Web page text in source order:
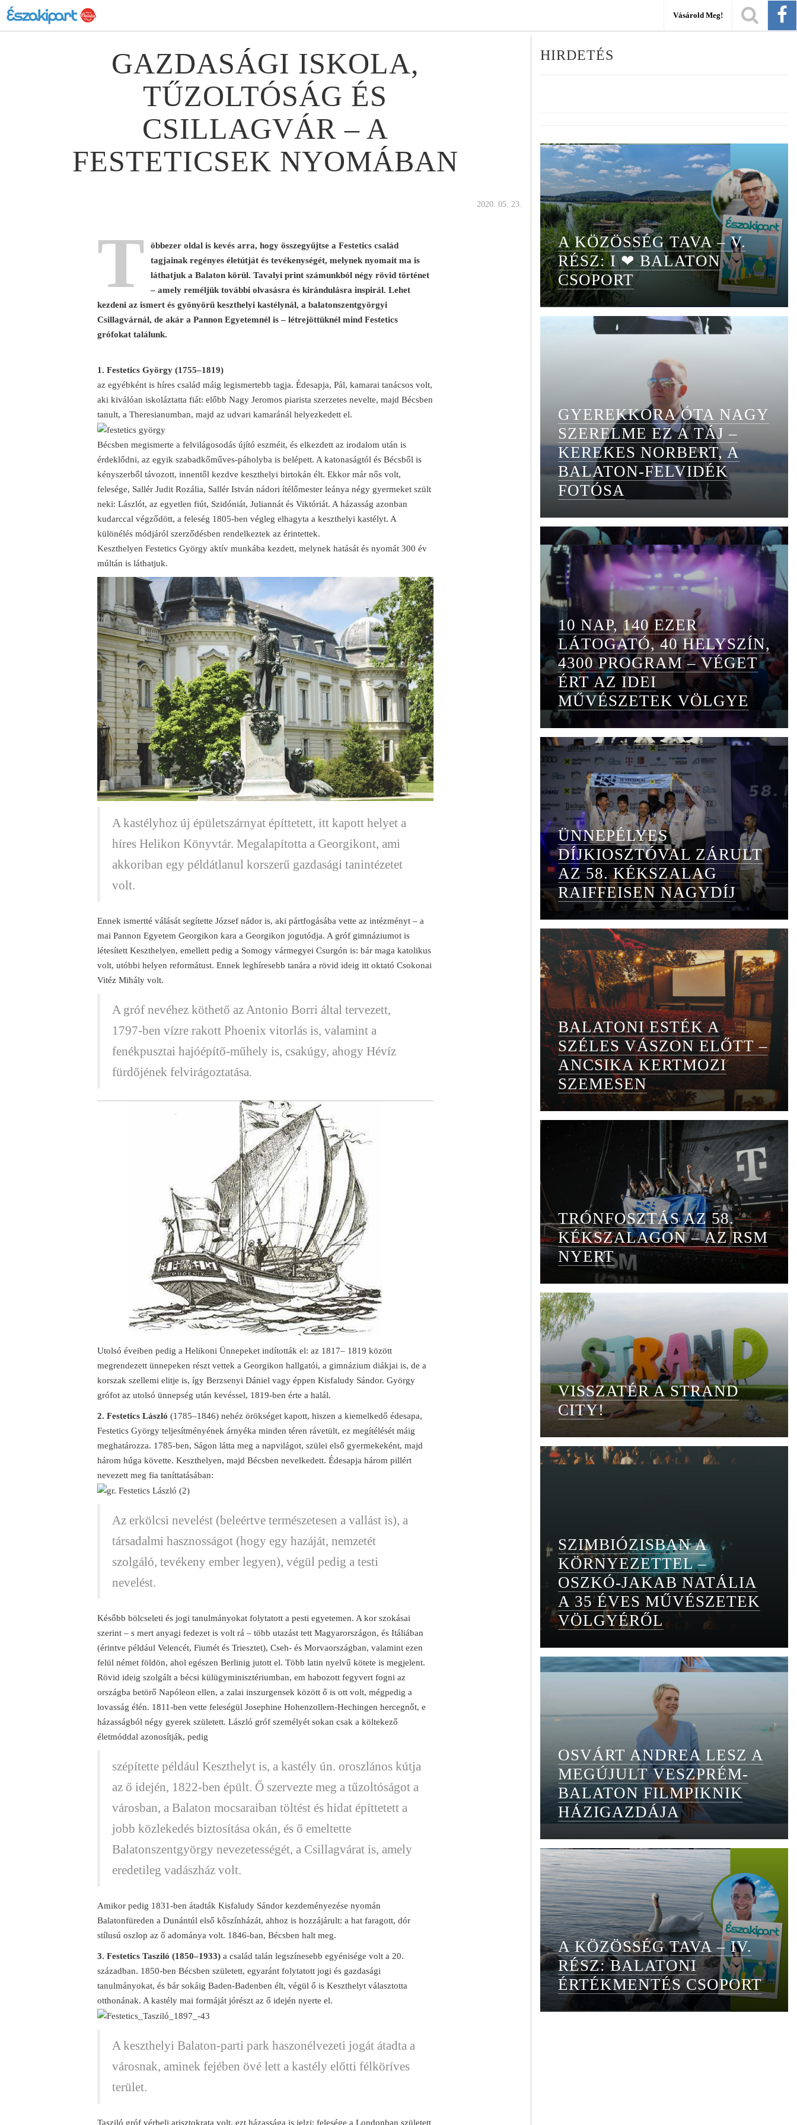
Vásárold Meg!
GAZDASÁGI ISKOLA,
TŰZOLTÓSÁG ÉS
CSILLAGVÁR – A
FESTETICSEK NYOMÁBAN
2020. 05. 23.
T
öbbezer oldal is kevés arra, hogy összegyűjtse a Festetics család
tagjainak regényes életútját és tevékenységét, melynek nyomait ma is
láthatjuk a Balaton körül. Tavalyi print számunkból négy rövid történet
– amely reméljük további olvasásra és kirándulásra inspirál. Lehet
kezdeni az ismert és gyönyörű keszthelyi kastélynál, a balatonszentgyörgyi
Csillagvárnál, de akár a Pannon Egyetemnél is – létrejöttüknél mind Festetics
grófokat találunk.
1. Festetics György (1755–1819)
az egyébként is híres család máig legismertebb tagja. Édesapja, Pál, kamarai tanácsos volt,
aki kiválóan iskoláztatta fiát: előbb Nagy Jeromos piarista szerzetes nevelte, majd Bécsben
tanult, a Theresianumban, majd az udvari kamaránál helyezkedett el.
Bécsben megismerte a felvilágosodás újító eszméit, és elkezdett az irodalom után is
érdeklődni, az egyik szabadkőműves-páholyba is belépett. A katonaságtól és Bécsből is
kényszerből távozott, innentől kezdve keszthelyi birtokán élt. Ekkor már nős volt,
felesége, Sallér Judit Rozália, Sallér István nádori ítélőmester leánya négy gyermeket szült
neki: Lászlót, az egyetlen fiút, Szidóniát, Juliannát és Viktóriát. A házasság azonban
kudarccal végződött, a feleség 1805-ben végleg elhagyta a keszthelyi kastélyt. A
különélés módjáról szerződésben rendelkeztek az érintettek.
Keszthelyen Festetics György aktív munkába kezdett, melynek hatását és nyomát 300 év
múltán is láthatjuk.
A kastélyhoz új épületszárnyat építtetett, itt kapott helyet a
híres Helikon Könyvtár. Megalapította a Georgikont, ami
akkoriban egy példátlanul korszerű gazdasági tanintézetet
volt.
Ennek ismertté válását segítette József nádor is, aki pártfogásába vette az intézményt – a
mai Pannon Egyetem Georgikon kara a Georgikon jogutódja. A gróf gimnáziumot is
létesített Keszthelyen, emellett pedig a Somogy vármegyei Csurgón is: bár maga katolikus
volt, utóbbi helyen reformátust. Ennek leghíresebb tanára a rövid ideig itt oktató Csokonai
Vitéz Mihály volt.
A gróf nevéhez köthető az Antonio Borri által tervezett,
1797-ben vízre rakott Phoenix vitorlás is, valamint a
fenékpusztai hajóépítő-műhely is, csakúgy, ahogy Hévíz
fürdőjének felvirágoztatása.
Utolsó éveiben pedig a Helikoni Ünnepeket indították el: az 1817– 1819 között
megrendezett ünnepeken részt vettek a Georgikon hallgatói, a gimnázium diákjai is, de a
korszak szellemi elitje is, így Berzsenyi Dániel vagy éppen Kisfaludy Sándor. György
grófot az utolsó ünnepség után kevéssel, 1819-ben érte a halál.
2. Festetics László (1785–1846) nehéz örökséget kapott, hiszen a kiemelkedő édesapa,
Festetics György teljesítményének árnyéka minden téren rávetült, ez megítélését máig
meghatározza. 1785-ben, Ságon látta meg a napvilágot, szülei első gyermekeként, majd
három húga követte. Keszthelyen, majd Bécsben nevelkedett. Édesapja három pillért
nevezett meg fia taníttatásában:
Az erkölcsi nevelést (beleértve természetesen a vallást is), a
társadalmi hasznosságot (hogy egy hazáját, nemzetét
szolgáló, tevékeny ember legyen), végül pedig a testi
nevelést.
Később bölcseleti és jogi tanulmányokat folytatott a pesti egyetemen. A kor szokásai
szerint – s mert anyagi fedezet is volt rá – több utazást tett Magyarországon, és Itáliában
(érintve például Velencét, Fiumét és Triesztet), Cseh- és Morvaországban, valamint ezen
felül német földön, ahol egészen Berlinig jutott el. Több latin nyelvű kötete is megjelent.
Rövid ideig szolgált a bécsi külügyminisztériumban, em habozott fegyvert fogni az
országba betörő Napóleon ellen, a zalai inszurgensek között ő is ott volt, mégpedig a
lovasság élén. 1811-ben vette feleségül Josephine Hohenzollern-Hechingen hercegnőt, e
házasságból négy gyerek született. László gróf személyét sokan csak a költekező
életmóddal azonosítják, pedig
szépítette például Keszthelyt is, a kastély ún. oroszlános kútja
az ő idején, 1822-ben épült. Ő szervezte meg a tűzoltóságot a
városban, a Balaton mocsaraiban töltést és hidat építtetett a
jobb közlekedés biztosítása okán, és ő emeltette
Balatonszentgyörgy nevezetességét, a Csillagvárat is, amely
eredetileg vadászház volt.
Amikor pedig 1831-ben átadták Kisfaludy Sándor kezdeményezése nyomán
Balatonfüreden a Dunántúl első kőszínházát, ahhoz is hozzájárult: a hat faragott, dór
stílusú oszlop az ő adománya volt. 1846-ban, Bécsben halt meg.
3. Festetics Tasziló (1850–1933) a család talán legszínesebb egyénisége volt a 20.
században. 1850-ben Bécsben született, egyaránt folytatott jogi és gazdasági
tanulmányokat, és bár sokáig Baden-Badenben élt, végül ő is Keszthelyt választotta
otthonának. A kastély mai formáját jórészt az ő idején nyerte el.
A keszthelyi Balaton-parti park haszonélvezeti jogát átadta a
városnak, aminek fejében övé lett a kastély előtti félköríves
terület.
Tasziló gróf vérbeli arisztokrata volt, ezt házassága is jelzi: felesége a Londonban született
HIRDETÉS
A KÖZÖSSÉG TAVA – V.
RÉSZ: I ❤ BALATON
CSOPORT
GYEREKKORA ÓTA NAGY
SZERELME EZ A TÁJ –
KEREKES NORBERT, A
BALATON-FELVIDÉK
FOTÓSA
10 NAP, 140 EZER
LÁTOGATÓ, 40 HELYSZÍN,
4300 PROGRAM – VÉGET
ÉRT AZ IDEI
MŰVÉSZETEK VÖLGYE
ÜNNEPÉLYES
DÍJKIOSZTÓVAL ZÁRULT
AZ 58. KÉKSZALAG
RAIFFEISEN NAGYDÍJ
BALATONI ESTÉK A
SZÉLES VÁSZON ELŐTT –
ANCSIKA KERTMOZI
SZEMESEN
TRÓNFOSZTÁS AZ 58.
KÉKSZALAGON – AZ RSM
NYERT
VISSZATÉR A STRAND
CITY!
SZIMBIÓZISBAN A
KÖRNYEZETTEL –
OSZKÓ-JAKAB NATÁLIA
A 35 ÉVES MŰVÉSZETEK
VÖLGYÉRŐL
OSVÁRT ANDREA LESZ A
MEGÚJULT VESZPRÉM-
BALATON FILMPIKNIK
HÁZIGAZDÁJA
A KÖZÖSSÉG TAVA – IV.
RÉSZ: BALATONI
ÉRTÉKMENTÉS CSOPORT